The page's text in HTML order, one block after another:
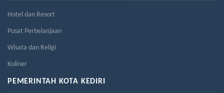
Hotel dan Resort
Pusat Perbelanjaan
Wisata dan Religi
Kuliner
PEMERINTAH KOTA KEDIRI